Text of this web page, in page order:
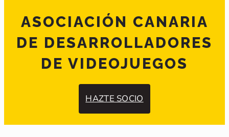
ASOCIACIÓN CANARIA
DE DESARROLLADORES
DE VIDEOJUEGOS
HAZTE SOCIO